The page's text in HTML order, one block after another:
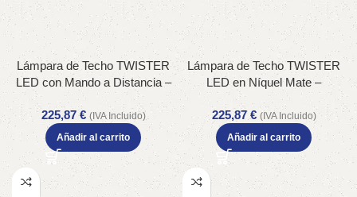
Lámpara de Techo TWISTER
LED con Mando a Distancia –
Iluminación Moderna en Negro
y Latón – Color: Bronce mate –
Material: Metal – Tipo de Luz:
LED – Lúmenes: 4500 –
Temperatura: 2700 – 6000K
225,87€ (IVA Incluido)
Añadir al carrito
Lámpara de Techo TWISTER
LED en Níquel Mate –
Iluminación Decorativa y
Eficiente – Color: Níquel mate
– Material: Metal – Tipo de Luz:
LED – Lúmenes: 4500 –
Temperatura: 2700 – 6000K
225,87 € (IVA Incluido)
Añadir al carrito